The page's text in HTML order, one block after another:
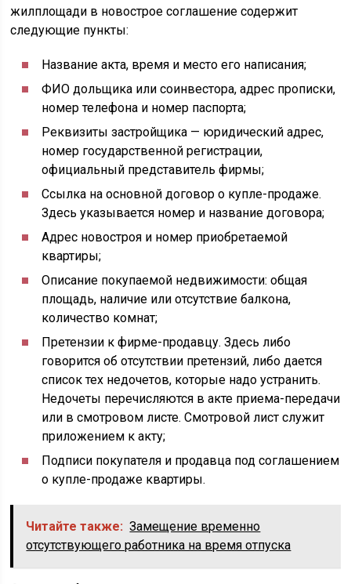
жилплощади в новострое соглашение содержит
следующие пункты:
Название акта, время и место его написания;
ФИО дольщика или соинвестора, адрес прописки,
номер телефона и номер паспорта;
Реквизиты застройщика — юридический адрес,
номер государственной регистрации,
официальный представитель фирмы;
Ссылка на основной договор о купле-продаже.
Здесь указывается номер и название договора;
Адрес новостроя и номер приобретаемой
квартиры;
Описание покупаемой недвижимости: общая
площадь, наличие или отсутствие балкона,
количество комнат;
Претензии к фирме-продавцу. Здесь либо
говорится об отсутствии претензий, либо дается
список тех недочетов, которые надо устранить.
Недочеты перечисляются в акте приема-передачи
или в смотровом листе. Смотровой лист служит
приложением к акту;
Подписи покупателя и продавца под соглашением
о купле-продаже квартиры.
Читайте также: Замещение временно
отсутствующего работника на время отпуска